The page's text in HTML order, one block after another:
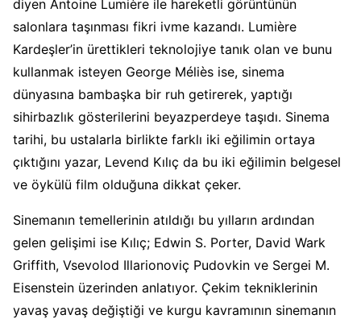
diyen Antoine Lumière ile hareketli görüntünün
salonlara taşınması fikri ivme kazandı. Lumière
Kardeşler’in ürettikleri teknolojiye tanık olan ve bunu
kullanmak isteyen George Méliès ise, sinema
dünyasına bambaşka bir ruh getirerek, yaptığı
sihirbazlık gösterilerini beyazperdeye taşıdı. Sinema
tarihi, bu ustalarla birlikte farklı iki eğilimin ortaya
çıktığını yazar, Levend Kılıç da bu iki eğilimin belgesel
ve öykülü film olduğuna dikkat çeker.
Sinemanın temellerinin atıldığı bu yılların ardından
gelen gelişimi ise Kılıç; Edwin S. Porter, David Wark
Griffith, Vsevolod Illarionoviç Pudovkin ve Sergei M.
Eisenstein üzerinden anlatıyor. Çekim tekniklerinin
yavaş yavaş değiştiği ve kurgu kavramının sinemanın